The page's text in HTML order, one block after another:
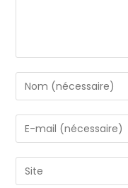
Enter
your
name
or
to
Enter
your
email
address
Saisir
l’URL